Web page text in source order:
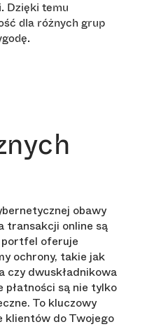
Dzięki temu
dla różnych grup
obawy
transakcji online są
portfel oferuje
ochrony, takie jak
czy dwuskładnikowa
są nie tylko
To kluczowy
klientów do Twojego